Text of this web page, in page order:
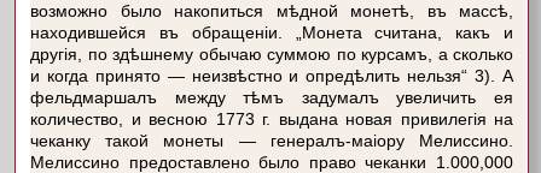
возможно было накопиться мѣдной монетѣ, въ массѣ,
находившейся въ обращеніи. „Монета считана, какъ и
другія, по здѣшнему обычаю суммою по курсамъ, а сколько
и когда принято — неизвѣстно и опредѣлить нельзя“ 3). А
фельдмаршалъ между тѣмъ задумалъ увеличить ея
количество, и весною 1773 г. выдана новая привилегія на
чеканку такой монеты — генералъ-маіору Мелиссино.
Мелиссино предоставлено было право чеканки 1.000,000